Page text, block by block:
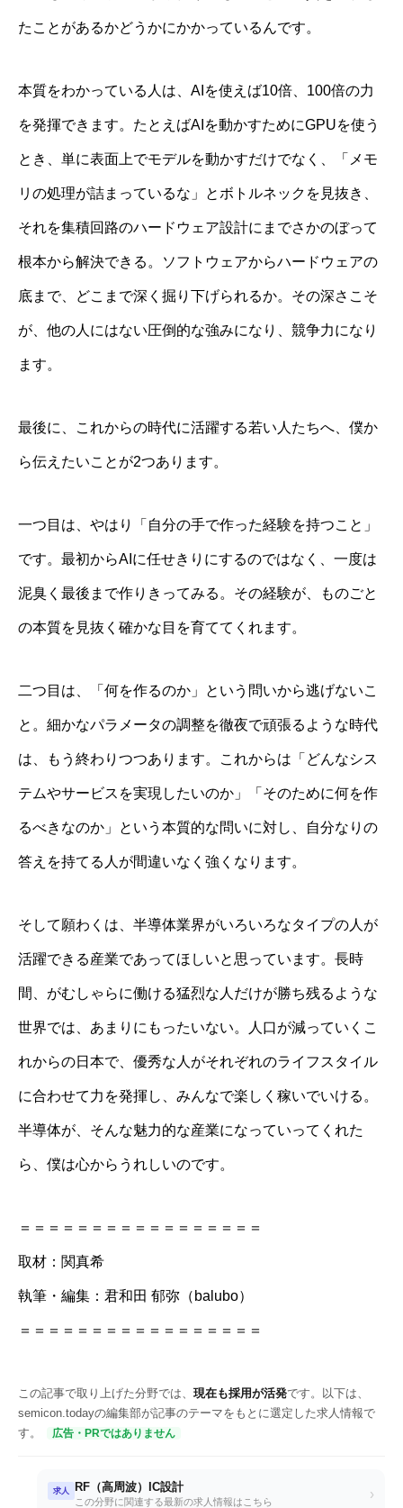
たことがあるかどうかにかかっているんです。
本質をわかっている人は、AIを使えば10倍、100倍の力
を発揮できます。たとえばAIを動かすためにGPUを使う
とき、単に表面上でモデルを動かすだけでなく、「メモ
リの処理が詰まっているな」とボトルネックを見抜き、
それを集積回路のハードウェア設計にまでさかのぼって
根本から解決できる。ソフトウェアからハードウェアの
底まで、どこまで深く掘り下げられるか。その深さこそ
が、他の人にはない圧倒的な強みになり、競争力になり
ます。
最後に、これからの時代に活躍する若い人たちへ、僕か
ら伝えたいことが2つあります。
一つ目は、やはり「自分の手で作った経験を持つこと」
です。最初からAIに任せきりにするのではなく、一度は
泥臭く最後まで作りきってみる。その経験が、ものごと
の本質を見抜く確かな目を育ててくれます。
二つ目は、「何を作るのか」という問いから逃げないこ
と。細かなパラメータの調整を徹夜で頑張るような時代
は、もう終わりつつあります。これからは「どんなシス
テムやサービスを実現したいのか」「そのために何を作
るべきなのか」という本質的な問いに対し、自分なりの
答えを持てる人が間違いなく強くなります。
そして願わくは、半導体業界がいろいろなタイプの人が
活躍できる産業であってほしいと思っています。長時
間、がむしゃらに働ける猛烈な人だけが勝ち残るような
世界では、あまりにもったいない。人口が減っていくこ
れからの日本で、優秀な人がそれぞれのライフスタイル
に合わせて力を発揮し、みんなで楽しく稼いでいける。
半導体が、そんな魅力的な産業になっていってくれた
ら、僕は心からうれしいのです。
＝＝＝＝＝＝＝＝＝＝＝＝＝＝＝＝＝
取材：関真希
執筆・編集：君和田 郁弥（balubo）
＝＝＝＝＝＝＝＝＝＝＝＝＝＝＝＝＝
この記事で取り上げた分野では、 現在も採用が活発です。以下は、
semicon.todayの編集部が記事のテーマをもとに選定した求人情報で
す。
広告・PRではありません
求人 RF（高周波）IC設計
この分野に関連する最新の求人情報はこちら ›